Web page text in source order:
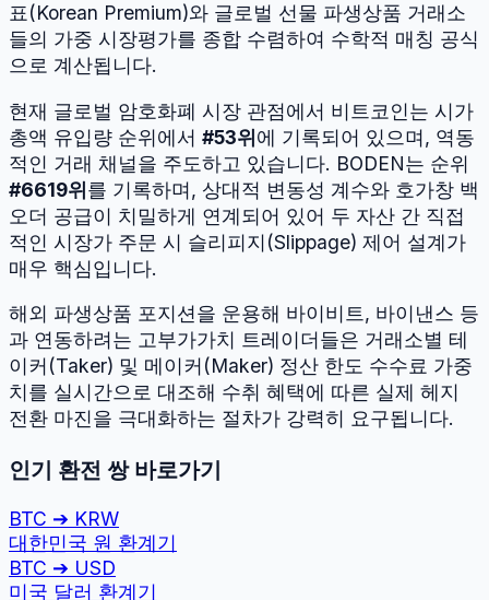
표(Korean Premium)와 글로벌 선물 파생상품 거래소
들의 가중 시장평가를 종합 수렴하여 수학적 매칭 공식
으로 계산됩니다.
현재 글로벌 암호화폐 시장 관점에서 비트코인는 시가
총액 유입량 순위에서 #53위에 기록되어 있으며, 역동
적인 거래 채널을 주도하고 있습니다. BODEN는 순위
#6619위를 기록하며, 상대적 변동성 계수와 호가창 백
오더 공급이 치밀하게 연계되어 있어 두 자산 간 직접
적인 시장가 주문 시 슬리피지(Slippage) 제어 설계가
매우 핵심입니다.
해외 파생상품 포지션을 운용해 바이비트, 바이낸스 등
과 연동하려는 고부가가치 트레이더들은 거래소별 테
이커(Taker) 및 메이커(Maker) 정산 한도 수수료 가중
치를 실시간으로 대조해 수취 혜택에 따른 실제 헤지
전환 마진을 극대화하는 절차가 강력히 요구됩니다.
인기 환전 쌍 바로가기
BTC ➔ KRW
대한민국 원 환계기
BTC ➔ USD
미국 달러 환계기